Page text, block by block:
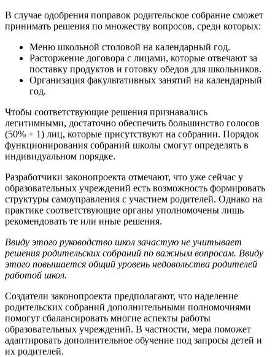
В случае одобрения поправок родительское собрание сможет
принимать решения по множеству вопросов, среди которых:
Меню школьной столовой на календарный год.
Расторжение договора с лицами, которые отвечают за
поставку продуктов и готовку обедов для школьников.
Организация факультативных занятий на календарный
год.
Чтобы соответствующие решения признавались
легитимными, достаточно обеспечить большинство голосов
(50% + 1) лиц, которые присутствуют на собрании. Порядок
функционирования собраний школы смогут определять в
индивидуальном порядке.
Разработчики законопроекта отмечают, что уже сейчас у
образовательных учреждений есть возможность формировать
структуры самоуправления с участием родителей. Однако на
практике соответствующие органы уполномочены лишь
рекомендовать те или иные решения.
Ввиду этого руководство школ зачастую не учитывает
решения родительских собраний по важным вопросам. Ввиду
этого повышается общий уровень недовольства родителей
работой школ.
Создатели законопроекта предполагают, что наделение
родительских собраний дополнительными полномочиями
помогут сбалансировать многие аспекты работы
образовательных учреждений. В частности, мера поможет
адаптировать дополнительное обучение под запросы детей и
их родителей.